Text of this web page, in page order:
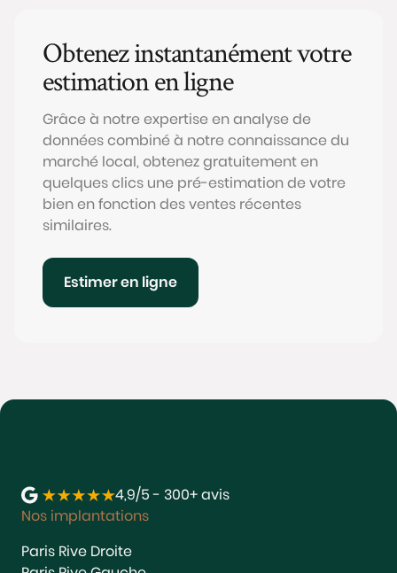
Obtenez instantanément votre
estimation en ligne
Grâce à notre expertise en analyse de
données combiné à notre connaissance du
marché local, obtenez gratuitement en
quelques clics une pré-estimation de votre
bien en fonction des ventes récentes
similaires.
Estimer en ligne
4,9/5 - 300+ avis
Nos implantations
Paris Rive Droite